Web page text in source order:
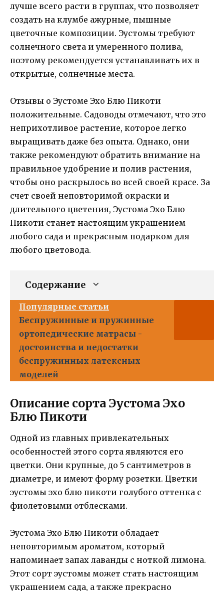
лучше всего расти в группах, что позволяет
создать на клумбе ажурные, пышные
цветочные композиции. Эустомы требуют
солнечного света и умеренного полива,
поэтому рекомендуется устанавливать их в
открытые, солнечные места.
Отзывы о Эустоме Эхо Блю Пикоти
положительные. Садоводы отмечают, что это
неприхотливое растение, которое легко
выращивать даже без опыта. Однако, они
также рекомендуют обратить внимание на
правильное удобрение и полив растения,
чтобы оно раскрылось во всей своей красе. За
счет своей неповторимой окраски и
длительного цветения, Эустома Эхо Блю
Пикоти станет настоящим украшением
любого сада и прекрасным подарком для
любого цветовода.
Содержание
Популярные статьи
Беспружинные и пружинные
ортопедические матрасы -
достоинства и недостатки
беспружинных латексных
моделей
Описание сорта Эустома Эхо
Блю Пикоти
Одной из главных привлекательных
особенностей этого сорта являются его
цветки. Они крупные, до 5 сантиметров в
диаметре, и имеют форму розетки. Цветки
эустомы эхо блю пикоти голубого оттенка с
фиолетовыми отблесками.
Эустома Эхо Блю Пикоти обладает
неповторимым ароматом, который
напоминает запах лаванды с ноткой лимона.
Этот сорт эустомы может стать настоящим
украшением сада, а также прекрасно